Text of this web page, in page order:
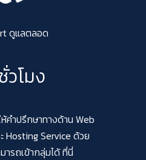
ดูแลตลอด
วโมง
คำปรึกษาทางด้าน Web
Hosting Service ด้วย
ารถเข้ากลุ่มได้ ที่นี่